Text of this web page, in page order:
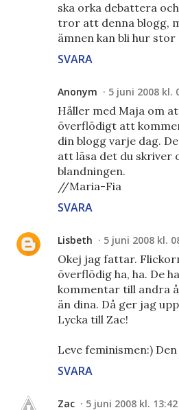
ska orka debattera
tror att denna blogg,
ämnen kan bli hur stor
SVARA
Anonym 5 juni 2008 kl.
Håller med Maja om
överflödigt att
din blogg varje dag.
att läsa det du skriver
blandningen.
//Maria-Fia
SVARA
Lisbeth 5 juni 2008 kl.
Okej jag fattar.
överflödig ha, ha. De
kommentar till andra
än dina. Då ger jag
Lycka till Zac!
Leve feminismen:)
SVARA
Zac 5 juni 2008 kl. 13:42